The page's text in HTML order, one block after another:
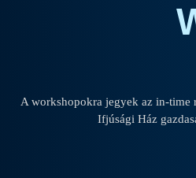
A workshopokra jegyek az in-time
Ifjúsági Ház